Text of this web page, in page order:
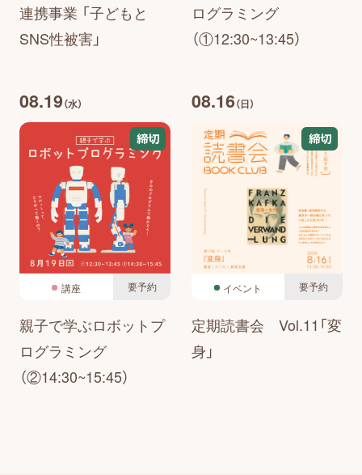
連携事業 「子どもと
SNS性被害」
ログラミング
（①12:30~13:45）
08.19（水）
締切
講座 要予約
親子で学ぶロボットプ
ログラミング
（②14:30~15:45）
08.16（日）
締切
イベント 要予約
定期読書会 Vol.11「変
身」